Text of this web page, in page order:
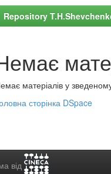
Repository
матеріалів у
сторінка DSpace
від